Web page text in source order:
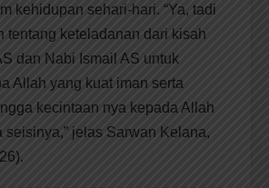
kehidupan sehari-hari. “Ya, tadi
tentang keteladanan dari kisah
dan Nabi Ismail AS untuk
Allah yang kuat iman serta
kecintaan nya kepada Allah
seisinya,” jelas Sarwan Kelana,